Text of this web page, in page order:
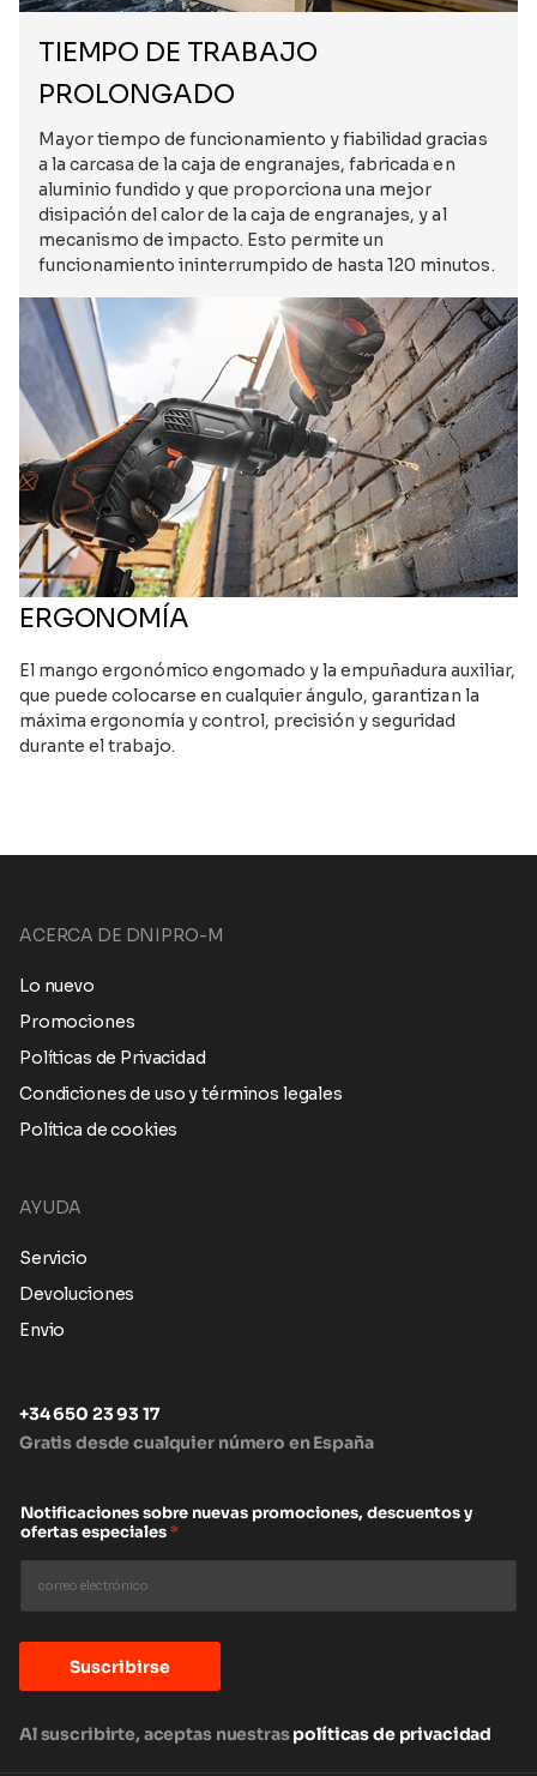
TIEMPO DE TRABAJO
PROLONGADO
Mayor tiempo de funcionamiento y fiabilidad gracias
a la carcasa de la caja de engranajes, fabricada en
aluminio fundido y que proporciona una mejor
disipación del calor de la caja de engranajes, y al
mecanismo de impacto. Esto permite un
funcionamiento ininterrumpido de hasta 120 minutos.
ERGONOMÍA
El mango ergonómico engomado y la empuñadura auxiliar,
que puede colocarse en cualquier ángulo, garantizan la
máxima ergonomía y control, precisión y seguridad
durante el trabajo.
ACERCA DE DNIPRO-M
Lo nuevo
Promociones
Políticas de Privacidad
Condiciones de uso y términos legales
Política de cookies
AYUDA
Servicio
Devoluciones
Envio
+34 650 23 93 17
Gratis desde cualquier número en España
Notificaciones sobre nuevas promociones, descuentos y
ofertas especiales*
Suscribirse
Al suscribirte, aceptas nuestraspolíticas de privacidad